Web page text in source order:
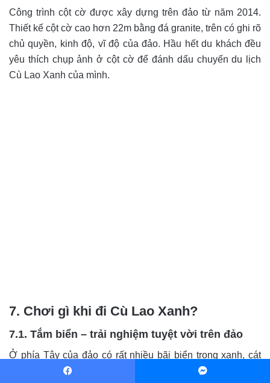
Công trình cột cờ được xây dựng trên đảo từ năm 2014.
Thiết kế cột cờ cao hơn 22m bằng đá granite, trên có ghi rõ
chủ quyền, kinh độ, vĩ độ của đảo. Hầu hết du khách đều
yêu thích chụp ảnh ở cột cờ để đánh dấu chuyến du lịch
Cù Lao Xanh của mình.
7. Chơi gì khi đi Cù Lao Xanh?
7.1. Tắm biển – trải nghiệm tuyệt vời trên đảo
Ở phía Tây của đảo có rất nhiều bãi biển trong xanh, cát
trắng trải dài như: Bãi Bổn, bãi Gala… cực kì thích hợp để